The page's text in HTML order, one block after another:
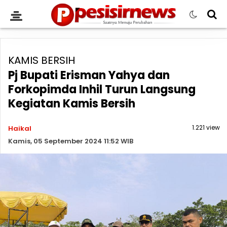
KAMIS BERSIH
Pj Bupati Erisman Yahya dan
Forkopimda Inhil Turun Langsung
Kegiatan Kamis Bersih
Haikal
Kamis, 05 September 2024 11:52 WIB
1.221 view